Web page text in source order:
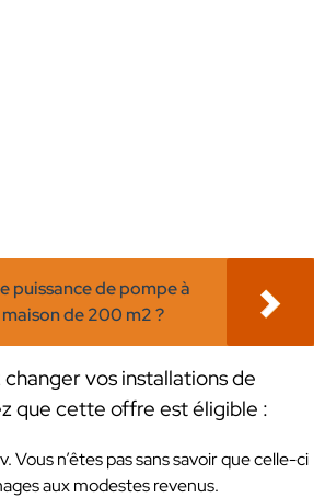
puissance de pompe à
de 200 m2 ?
vos installations de
que cette offre est éligible :
Vous n’êtes pas sans savoir que celle-ci
aux modestes revenus.